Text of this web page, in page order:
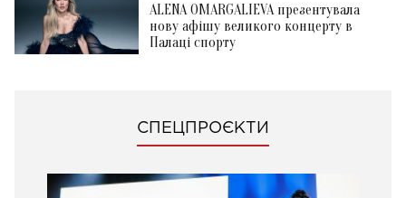
ALENA OMARGALIEVA презентувала
нову афішу великого концерту в
Палаці спорту
СПЕЦПРОЄКТИ